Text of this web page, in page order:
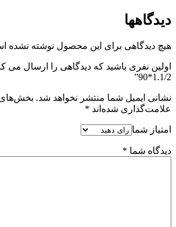
دیدگاهها
هیچ دیدگاهی برای این محصول نوشته نشده
اولین نفری باشید که دیدگاهی را ارسال می
1.1/2*90”
نشانی ایمیل شما منتشر نخواهد شد. بخش‌های
علامت‌گذاری شده‌اند *
امتیاز شما
دیدگاه شما *